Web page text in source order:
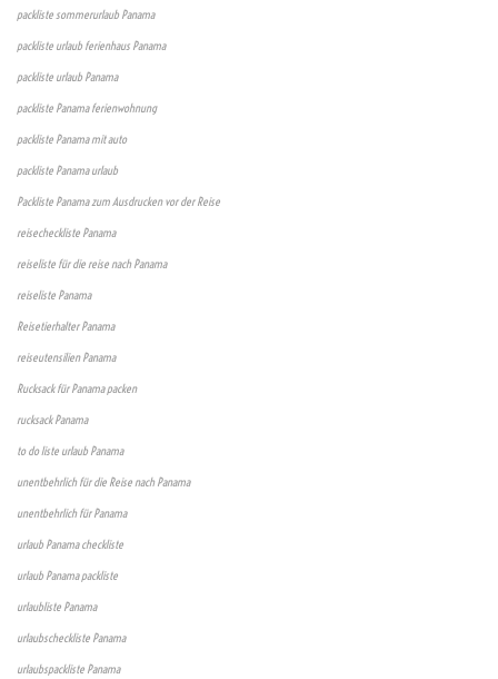
packliste sommerurlaub Panama
packliste urlaub ferienhaus Panama
packliste urlaub Panama
packliste Panama ferienwohnung
packliste Panama mit auto
packliste Panama urlaub
Packliste Panama zum Ausdrucken vor der Reise
reisecheckliste Panama
reiseliste für die reise nach Panama
reiseliste Panama
Reisetierhalter Panama
reiseutensilien Panama
Rucksack für Panama packen
rucksack Panama
to do liste urlaub Panama
unentbehrlich für die Reise nach Panama
unentbehrlich für Panama
urlaub Panama checkliste
urlaub Panama packliste
urlaubliste Panama
urlaubscheckliste Panama
urlaubspackliste Panama